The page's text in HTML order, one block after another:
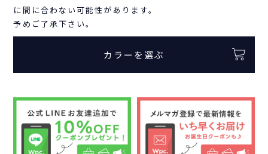
に間に合わない可能性があります。
予めご了承下さい。
カラーを選ぶ